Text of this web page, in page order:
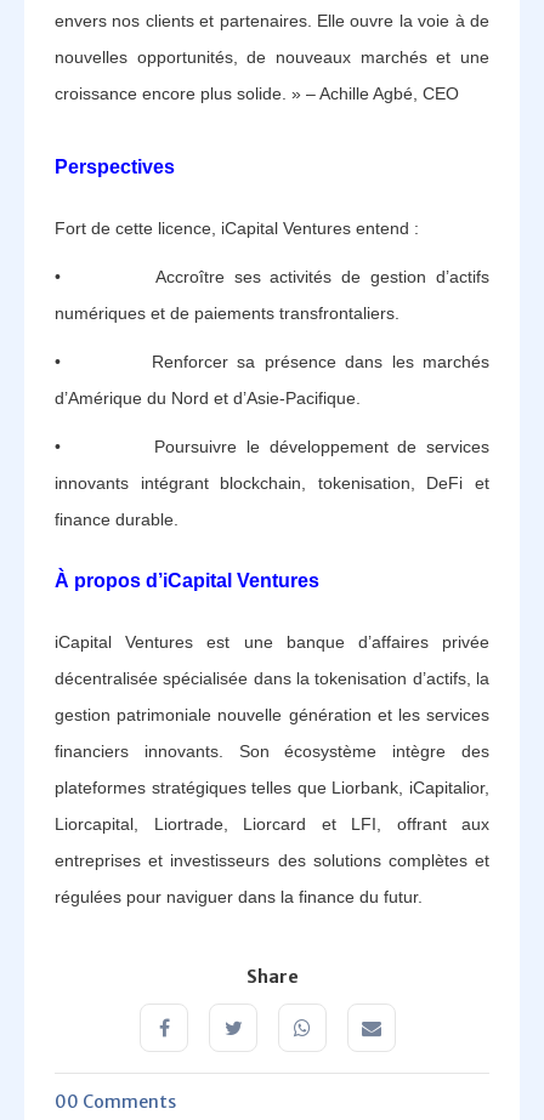
envers nos clients et partenaires. Elle ouvre la voie à de
nouvelles opportunités, de nouveaux marchés et une
croissance encore plus solide. » – Achille Agbé, CEO
Perspectives
Fort de cette licence, iCapital Ventures entend :
• Accroître ses activités de gestion d’actifs
numériques et de paiements transfrontaliers.
• Renforcer sa présence dans les marchés
d’Amérique du Nord et d’Asie-Pacifique.
• Poursuivre le développement de services
innovants intégrant blockchain, tokenisation, DeFi et
finance durable.
À propos d’iCapital Ventures
iCapital Ventures est une banque d’affaires privée
décentralisée spécialisée dans la tokenisation d’actifs, la
gestion patrimoniale nouvelle génération et les services
financiers innovants. Son écosystème intègre des
plateformes stratégiques telles que Liorbank, iCapitalior,
Liorcapital, Liortrade, Liorcard et LFI, offrant aux
entreprises et investisseurs des solutions complètes et
régulées pour naviguer dans la finance du futur.
Share
00 Comments